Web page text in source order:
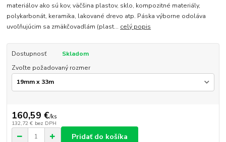
materiálov ako sú kov, väčšina plastov, sklo, kompozitné materiály,
polykarbonát, keramika, lakované drevo atp. Páska výborne odoláva
uvoľňujúcim sa zmäkčovadlám (plast... celý popis
Dostupnosť
Skladom
Zvoľte požadovaný rozmer
160,59 €/ks
132,72 € bez DPH
Pridať do košíka